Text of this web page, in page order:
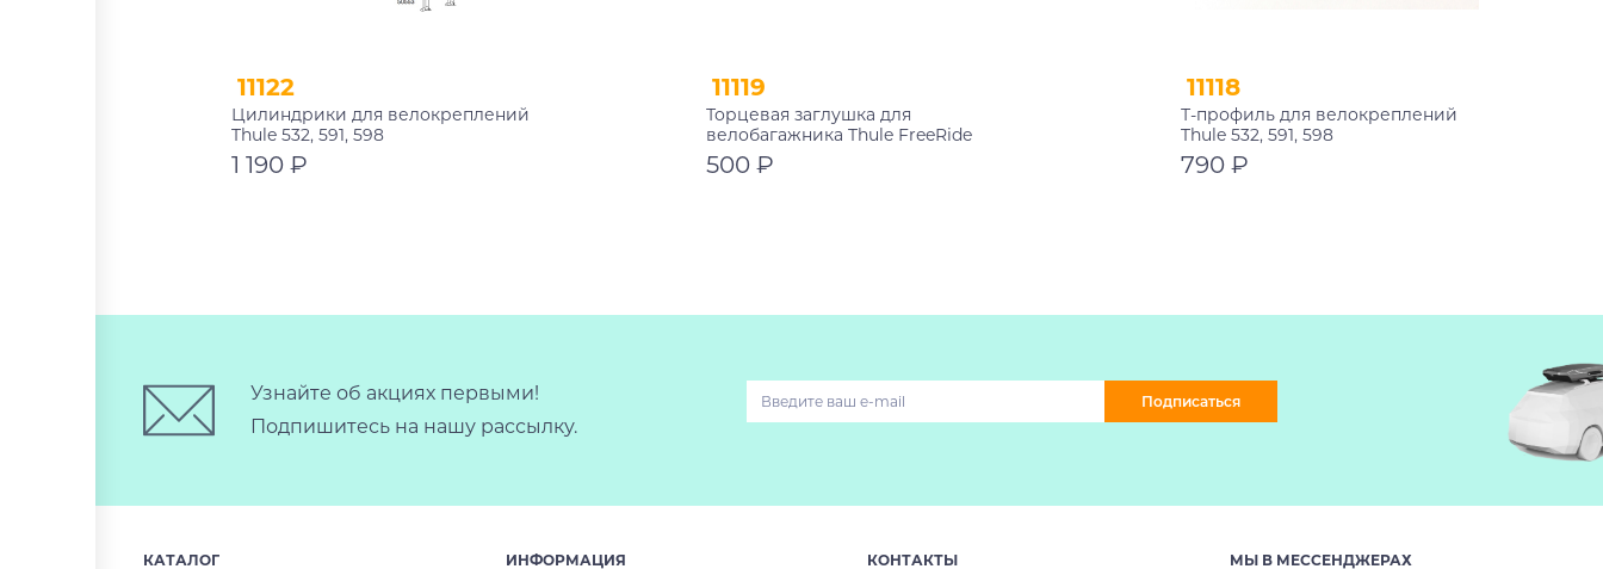
11122
Цилиндрики для велокреплений
Thule 532, 591, 598
1 190 ₽
11119
Торцевая заглушка для
велобагажника Thule FreeRide
532
500 ₽
11118
Т-профиль для велокреплений
Thule 532, 591, 598
790 ₽
Узнайте об акциях первыми!
Подпишитесь на нашу рассылку.
Подписаться
КАТАЛОГ ИНФОРМАЦИЯ КОНТАКТЫ МЫ В МЕССЕНДЖЕРАХ